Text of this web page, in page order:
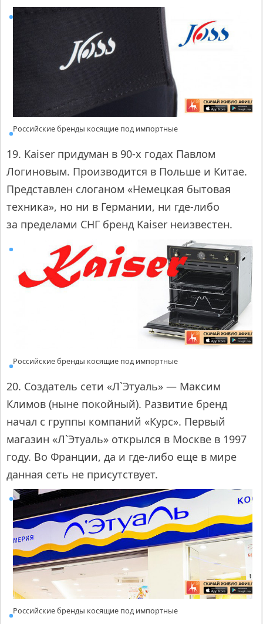
Российские бренды косящие под импортные
19. Kaiser придуман в 90-х годах Павлом
Логиновым. Производится в Польше и Китае.
Представлен слоганом «Немецкая бытовая
техника», но ни в Германии, ни где-либо
за пределами СНГ бренд Kaiser неизвестен.
Российские бренды косящие под импортные
20. Создатель сети «Л`Этуаль» — Максим
Климов (ныне покойный). Развитие бренд
начал с группы компаний «Курс». Первый
магазин «Л`Этуаль» открылся в Москве в 1997
году. Во Франции, да и где-либо еще в мире
данная сеть не присутствует.
Российские бренды косящие под импортные